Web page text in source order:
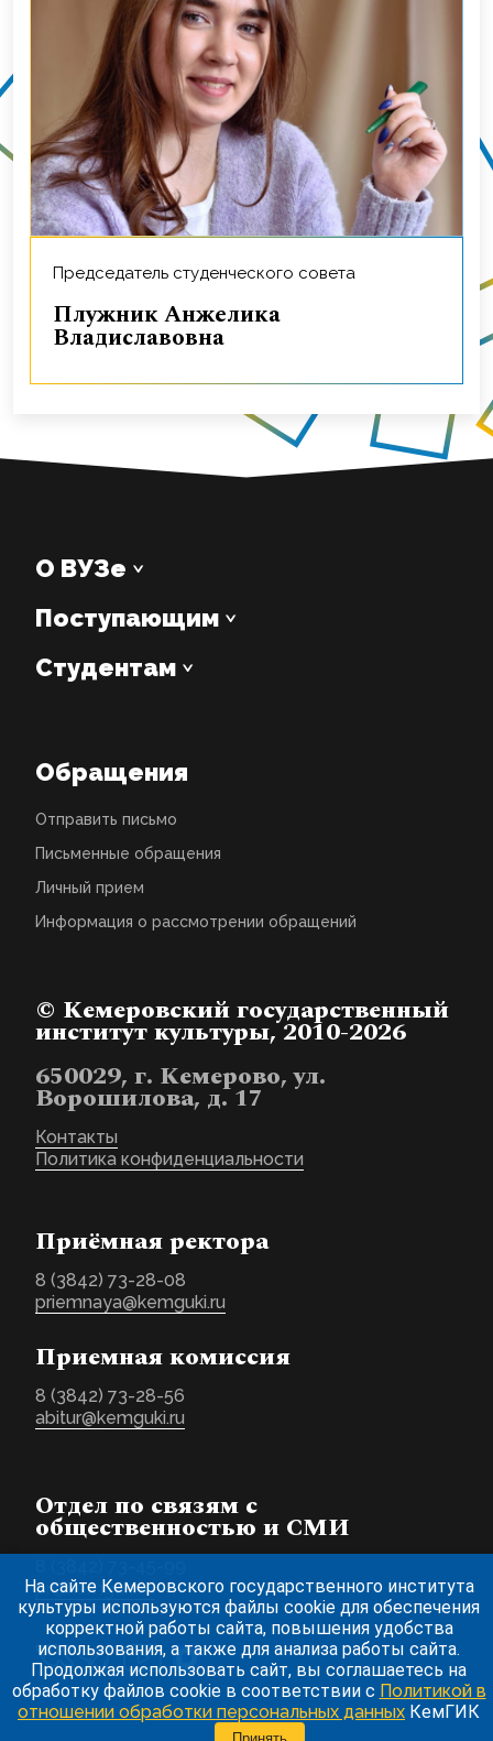
Председатель студенческого совета
Плужник Анжелика
Владиславовна
О ВУЗе
Поступающим
Студентам
Обращения
Отправить письмо
Письменные обращения
Личный прием
Информация о рассмотрении обращений
© Кемеровский государственный
институт культуры, 2010-2026
650029, г. Кемерово, ул.
Ворошилова, д. 17
Контакты
Политика конфиденциальности
Приёмная ректора
8 (3842) 73-28-08
priemnaya@kemguki.ru
Приемная комиссия
8 (3842) 73-28-56
abitur@kemguki.ru
Отдел по связям с
общественностью и СМИ
pr@kemguki.ru
На сайте Кемеровского государственного института
культуры используются файлы cookie для обеспечения
корректной работы сайта, повышения удобства
использования, а также для анализа работы сайта.
Продолжая использовать сайт, вы соглашаетесь на
обработку файлов cookie в соответствии с Политикой в
отношении обработки персональных данных КемГИК